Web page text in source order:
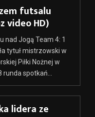
futsalu
video HD)
nad Jogą Team 4: 1
tytuł mistrzowski w
Piłki Nożnej w
spotkań...
lidera ze